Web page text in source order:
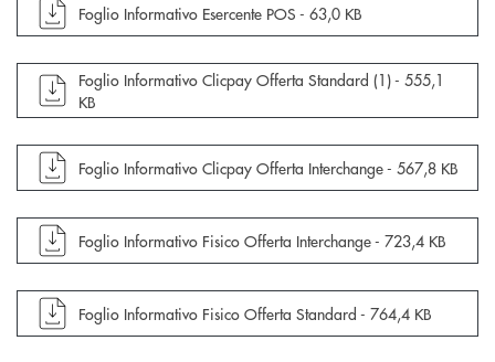
apre documento in una nuova finestra
Foglio Informativo Esercente POS - 63,0 KB
apre documento in una nuova finestra
Foglio Informativo Clicpay Offerta Standard (1) - 555,1
KB
apre documento in una nuova finestra
Foglio Informativo Clicpay Offerta Interchange - 567,8 KB
apre documento in una nuova finestra
Foglio Informativo Fisico Offerta Interchange - 723,4 KB
apre documento in una nuova finestra
Foglio Informativo Fisico Offerta Standard - 764,4 KB